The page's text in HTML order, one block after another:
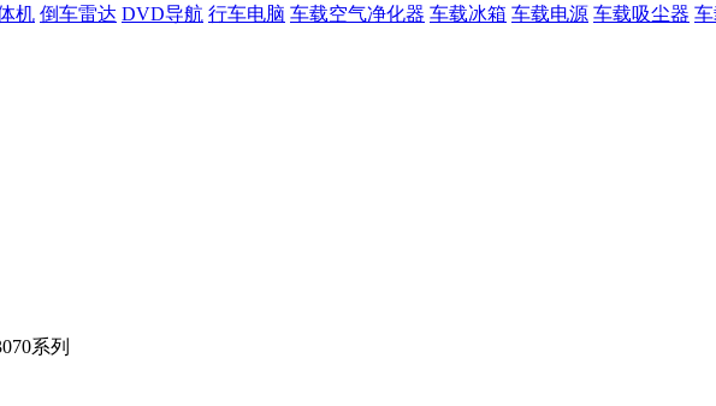
机 倒车雷达 DVD导航 行车电脑 车载空气净化器 车载冰箱 车载电源 车载吸尘器
系列